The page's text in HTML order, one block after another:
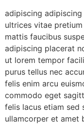
adipiscing
ultrices vitae
mattis faucibus
adipiscing placerat
ut lorem tempor
purus tellus nec
felis enim arcu
commodo eget
felis lacus etiam sed
ullamcorper et amet